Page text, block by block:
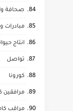
صحافة
مبادرات
انتاج
تواصل
كورونا
مرافقين
مراقب